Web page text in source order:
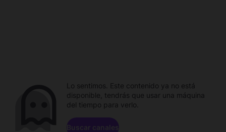
Lo sentimos. Este contenido ya no está
disponible, tendrás que usar una máquina
del tiempo para verlo.
Buscar canales